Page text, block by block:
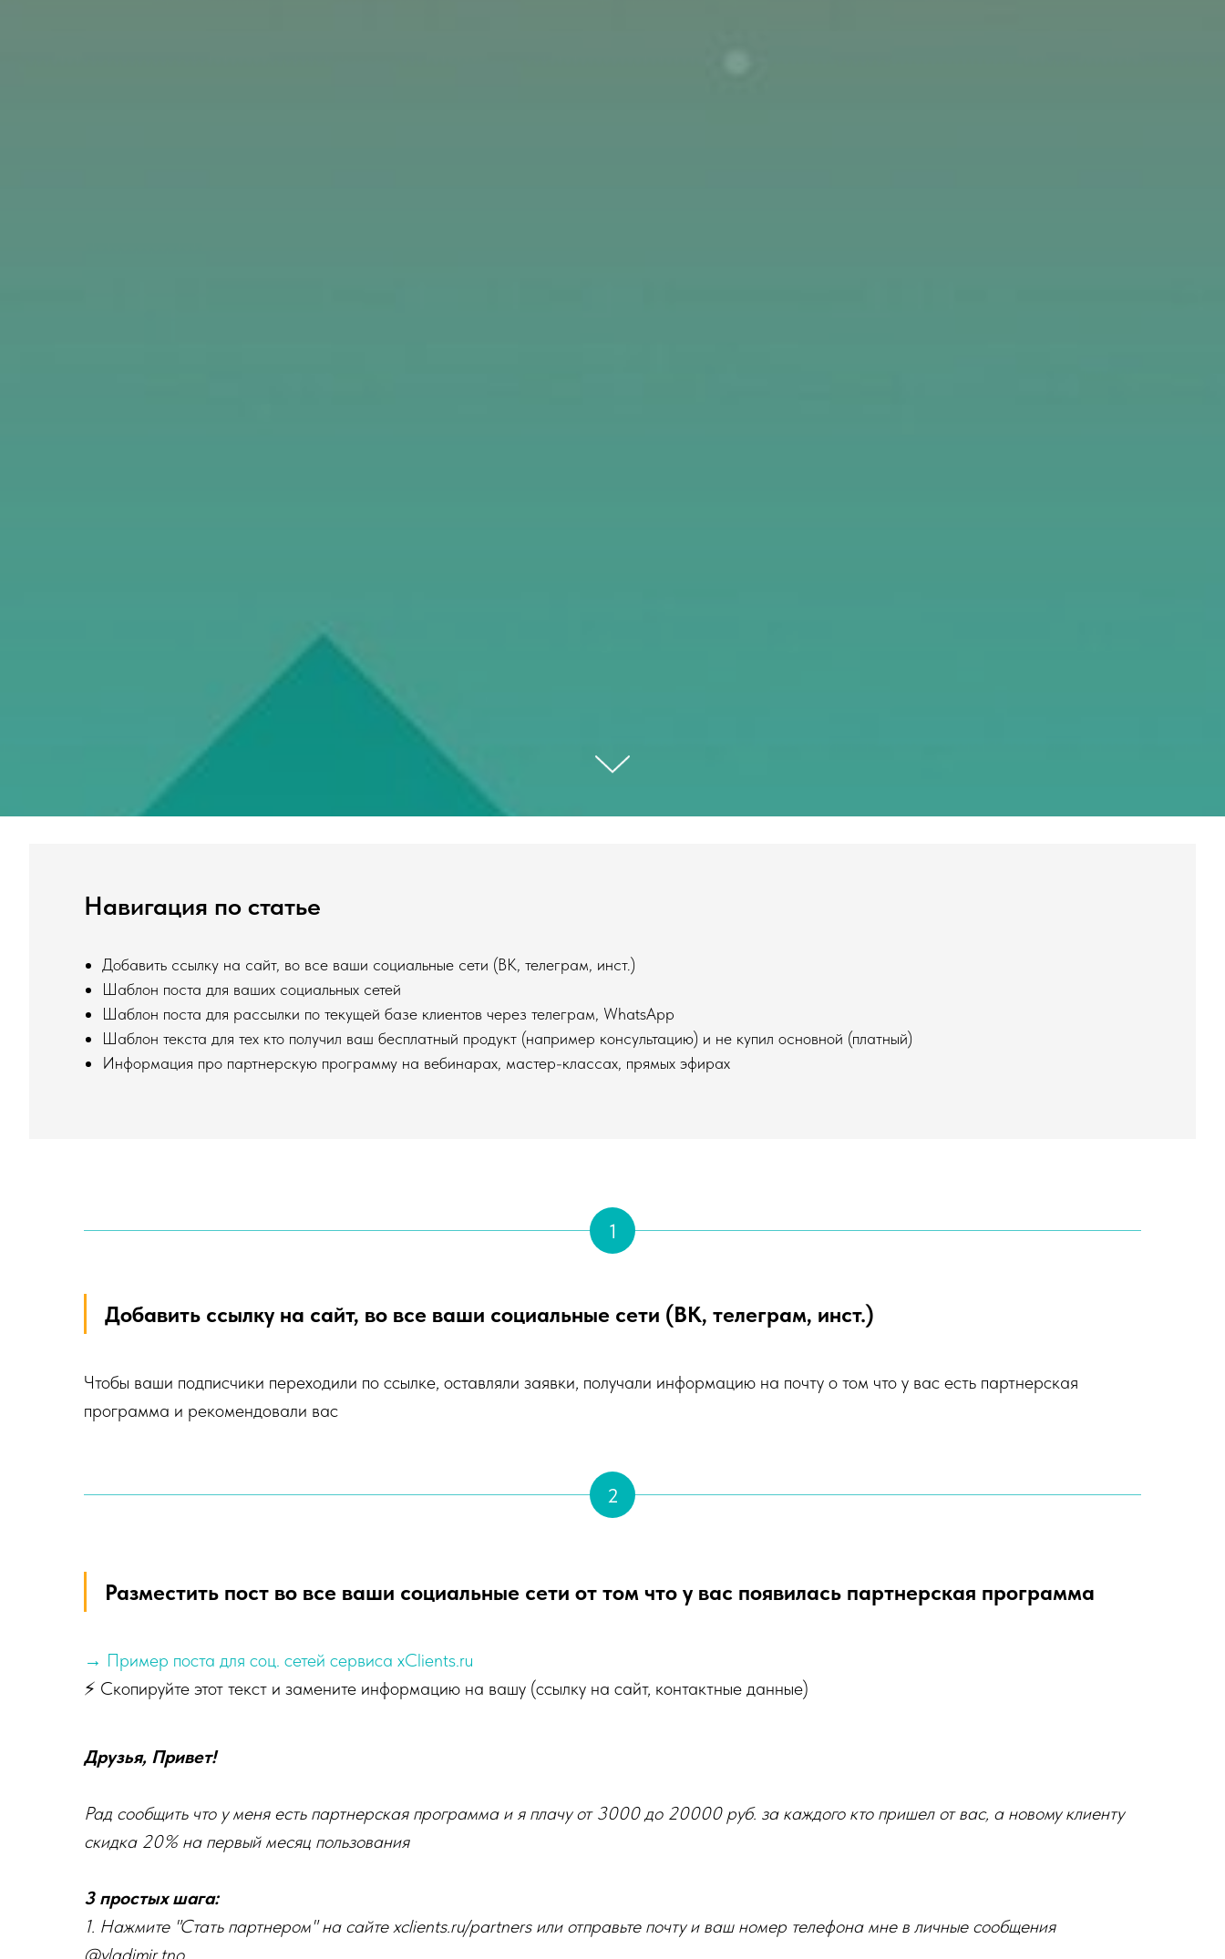
Навигация по статье
Добавить ссылку на сайт, во все ваши социальные сети (ВК, телеграм, инст.)
Шаблон поста для ваших социальных сетей
Шаблон поста для рассылки по текущей базе клиентов через телеграм, WhatsApp
Шаблон текста для тех кто получил ваш бесплатный продукт (например консультацию) и не купил основной (платный)
Информация про партнерскую программу на вебинарах, мастер-классах, прямых эфирах
1
Добавить ссылку на сайт, во все ваши социальные сети (ВК, телеграм, инст.)
Чтобы ваши подписчики переходили по ссылке, оставляли заявки, получали информацию на почту о том что у вас есть партнерская
программа и рекомендовали вас
2
Разместить пост во все ваши социальные сети от том что у вас появилась партнерская программа
→ Пример поста для соц. сетей сервиса xClients.ru
⚡ Скопируйте этот текст и замените информацию на вашу (ссылку на сайт, контактные данные)
Друзья, Привет!
Рад сообщить что у меня есть партнерская программа и я плачу от 3000 до 20000 руб. за каждого кто пришел от вас, а новому клиенту
скидка 20% на первый месяц пользования
3 простых шага:
1. Нажмите "Стать партнером" на сайте xclients.ru/partners или отправьте почту и ваш номер телефона мне в личные сообщения
@vladimir_tno